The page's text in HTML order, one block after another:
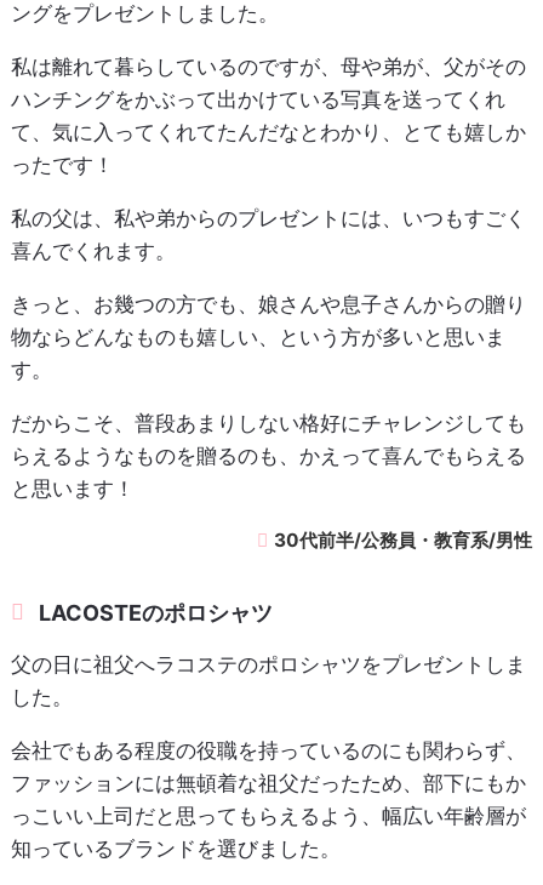
ングをプレゼントしました。
私は離れて暮らしているのですが、母や弟が、父がその
ハンチングをかぶって出かけている写真を送ってくれ
て、気に入ってくれてたんだなとわかり、とても嬉しか
ったです！
私の父は、私や弟からのプレゼントには、いつもすごく
喜んでくれます。
きっと、お幾つの方でも、娘さんや息子さんからの贈り
物ならどんなものも嬉しい、という方が多いと思いま
す。
だからこそ、普段あまりしない格好にチャレンジしても
らえるようなものを贈るのも、かえって喜んでもらえる
と思います！
30代前半/公務員・教育系/男性
LACOSTEのポロシャツ
父の日に祖父へラコステのポロシャツをプレゼントしま
した。
会社でもある程度の役職を持っているのにも関わらず、
ファッションには無頓着な祖父だったため、部下にもか
っこいい上司だと思ってもらえるよう、幅広い年齢層が
知っているブランドを選びました。